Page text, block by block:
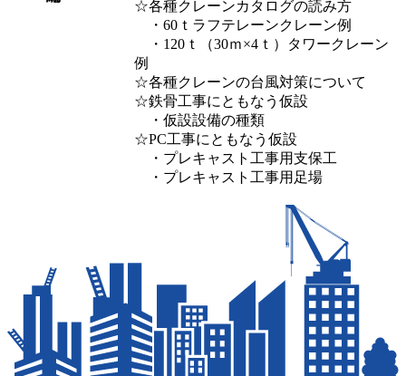
☆各種クレーンカタログの読み方
・60ｔラフテレーンクレーン例
・120ｔ（30ｍ×4ｔ）タワークレーン
例
☆各種クレーンの台風対策について
☆鉄骨工事にともなう仮設
・仮設設備の種類
☆PC工事にともなう仮設
・プレキャスト工事用支保工
・プレキャスト工事用足場